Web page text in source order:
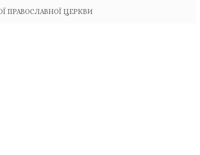
ПРАВОСЛАВНОЇ ЦЕРКВИ